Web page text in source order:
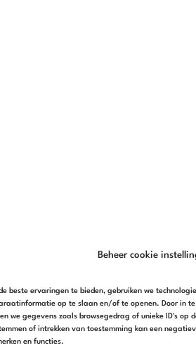
Beheer cookie
beste ervaringen te bieden, gebruiken we
op te slaan en/of te openen. Door in te
we gegevens zoals browsegedrag of unieke ID's op
of intrekken van toestemming kan een
en functies.